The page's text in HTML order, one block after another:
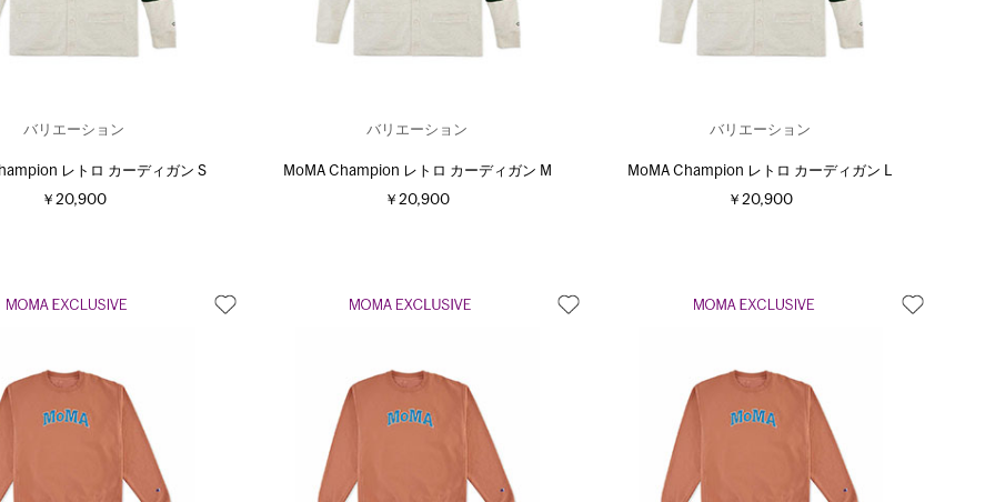
バリエーション
レトロ カーディガン S
￥20,900
バリエーション
MoMA Champion レトロ カーディガン M
￥20,900
バリエーション
MoMA Champion レトロ カーディガン L
￥20,900